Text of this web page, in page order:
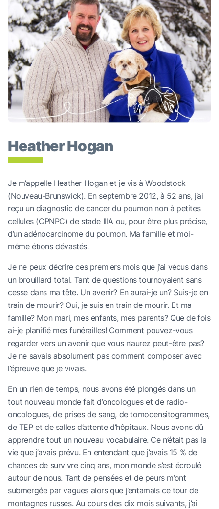
Heather Hogan
Je m’appelle Heather Hogan et je vis à Woodstock
(Nouveau-Brunswick). En septembre 2012, à 52 ans, j’ai
reçu un diagnostic de cancer du poumon non à petites
cellules (CPNPC) de stade IIIA ou, pour être plus précise,
d’un adénocarcinome du poumon. Ma famille et moi-
même étions dévastés.
Je ne peux décrire ces premiers mois que j’ai vécus dans
un brouillard total. Tant de questions tournoyaient sans
cesse dans ma tête. Un avenir? En aurai-je un? Suis-je en
train de mourir? Oui, je suis en train de mourir. Et ma
famille? Mon mari, mes enfants, mes parents? Que de fois
ai-je planifié mes funérailles! Comment pouvez-vous
regarder vers un avenir que vous n’aurez peut-être pas?
Je ne savais absolument pas comment composer avec
l’épreuve que je vivais.
En un rien de temps, nous avons été plongés dans un
tout nouveau monde fait d’oncologues et de radio-
oncologues, de prises de sang, de tomodensitogrammes,
de TEP et de salles d’attente d’hôpitaux. Nous avons dû
apprendre tout un nouveau vocabulaire. Ce n’était pas la
vie que j’avais prévu. En entendant que j’avais 15 % de
chances de survivre cinq ans, mon monde s’est écroulé
autour de nous. Tant de pensées et de peurs m’ont
submergée par vagues alors que j’entamais ce tour de
montagnes russes. Au cours des dix mois suivants, j’ai